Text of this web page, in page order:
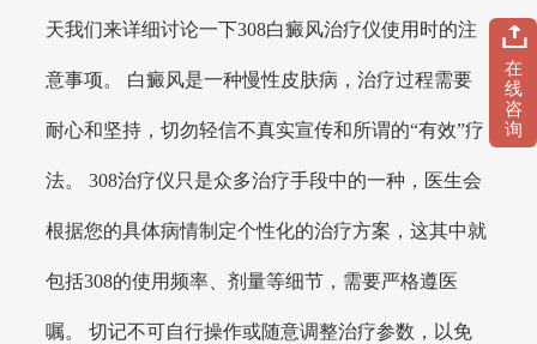
天我们来详细讨论一下308白癜风治疗仪使用时的注
意事项。 白癜风是一种慢性皮肤病，治疗过程需要
耐心和坚持，切勿轻信不真实宣传和所谓的“有效”疗
法。 308治疗仪只是众多治疗手段中的一种，医生会
根据您的具体病情制定个性化的治疗方案，这其中就
包括308的使用频率、剂量等细节，需要严格遵医
嘱。 切记不可自行操作或随意调整治疗参数，以免
在
线
咨
询